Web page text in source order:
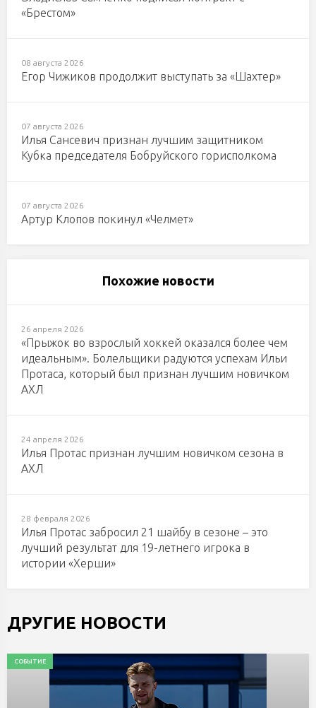
«Брестом»
08 августа 2026
Егор Чижиков продолжит выступать за «Шахтер»
07 августа 2026
Илья Сансевич признан лучшим защитником
Кубка председателя Бобруйского горисполкома
07 августа 2026
Артур Клопов покинул «Челмет»
Похожие новости
26 апреля 2026
«Прыжок во взрослый хоккей оказался более чем
идеальным». Болельщики радуются успехам Ильи
Протаса, который был признан лучшим новичком
АХЛ
24 апреля 2026
Илья Протас признан лучшим новичком сезона в
АХЛ
28 февраля 2026
Илья Протас забросил 21 шайбу в сезоне – это
лучший результат для 19-летнего игрока в
истории «Херши»
ДРУГИЕ НОВОСТИ
СОБЫТИЕ